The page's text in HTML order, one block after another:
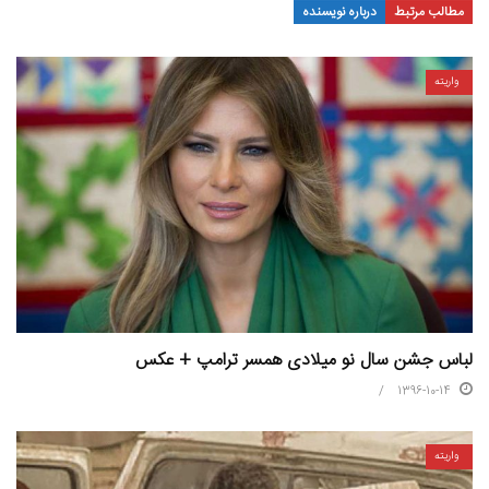
مطالب مرتبط درباره نویسنده
واریته
لباس جشن سال نو میلادی همسر ترامپ + عکس
1396-10-14
واریته